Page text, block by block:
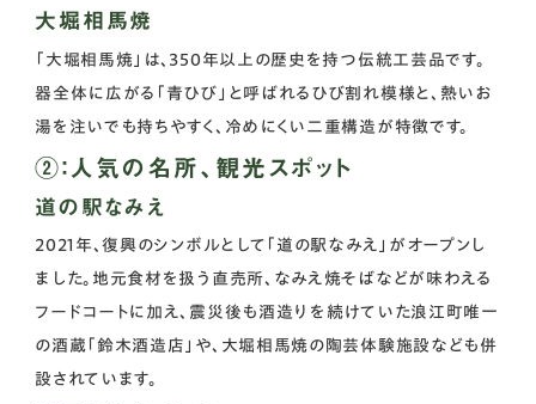
大堀相馬焼
「大堀相馬焼」は、350年以上の歴史を持つ伝統工芸品です。
器全体に広がる「青ひび」と呼ばれるひび割れ模様と、熱いお
湯を注いでも持ちやすく、冷めにくい二重構造が特徴です。
②：人気の名所、観光スポット
道の駅なみえ
2021年、復興のシンボルとして「道の駅なみえ」がオープンし
ました。地元食材を扱う直売所、なみえ焼そばなどが味わえる
フードコートに加え、震災後も酒造りを続けていた浪江町唯一
の酒蔵「鈴木酒造店」や、大堀相馬焼の陶芸体験施設なども併
設されています。